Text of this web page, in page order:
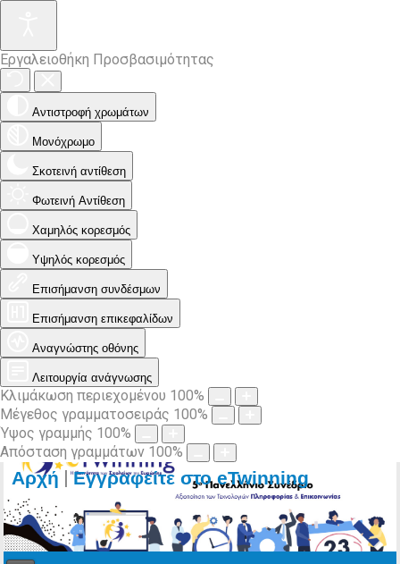
Εργαλειοθήκη Προσβασιμότητας
Αντιστροφή χρωμάτων
Μονόχρωμο
Σκοτεινή αντίθεση
Φωτεινή Αντίθεση
Χαμηλός κορεσμός
Υψηλός κορεσμός
Επισήμανση συνδέσμων
Επισήμανση επικεφαλίδων
Αναγνώστης οθόνης
Λειτουργία ανάγνωσης
Κλιμάκωση περιεχομένου 100%
Μέγεθος γραμματοσειράς 100%
Ύψος γραμμής 100%
Απόσταση γραμμάτων 100%
Αρχή|Εγγραφείτε στο eTwinning